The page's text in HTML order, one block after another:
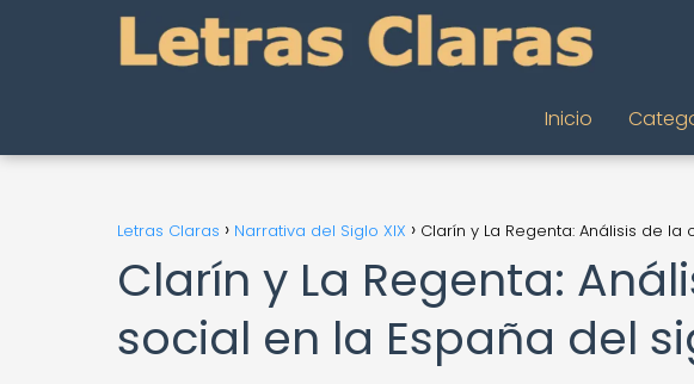
Inicio
Letras Claras Narrativa del Siglo XIX Clarín y La Regenta: Análisis de
Clarín y La Regenta:
social en la España del